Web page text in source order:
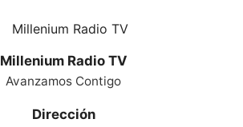
Millenium Radio TV
Avanzamos Contigo
Dirección